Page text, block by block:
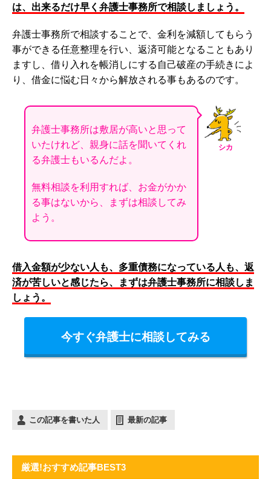
は、出来るだけ早く弁護士事務所で相談しましょう。
弁護士事務所で相談することで、金利を減額してもらう
事ができる任意整理を行い、返済可能となることもあり
ますし、借り入れを帳消しにする自己破産の手続きによ
り、借金に悩む日々から解放される事もあるのです。
シカ
弁護士事務所は敷居が高いと思って
いたけれど、親身に話を聞いてくれ
る弁護士もいるんだよ。
無料相談を利用すれば、お金がかか
る事はないから、まずは相談してみ
よう。
借入金額が少ない人も、多重債務になっている人も、返
済が苦しいと感じたら、まずは弁護士事務所に相談しま
しょう。
今すぐ弁護士に相談してみる
この記事を書いた人 最新の記事
厳選!おすすめ記事BEST3